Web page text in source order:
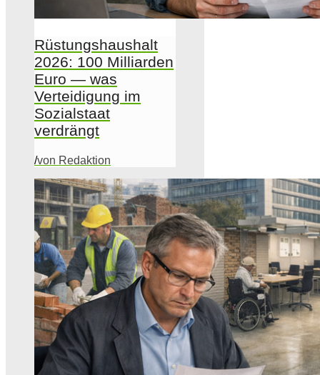
Rüstungshaushalt
2026: 100 Milliarden
Euro — was
Verteidigung im
Sozialstaat
verdrängt
/von Redaktion